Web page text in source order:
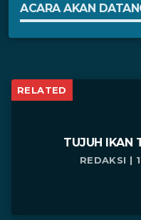
ACARA AKAN
RELATED
TUJUH IKAN
REDAKSI |